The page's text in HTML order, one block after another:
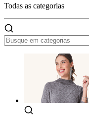
Todas as categorias